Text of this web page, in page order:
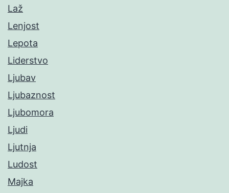
Laž
Lenjost
Lepota
Liderstvo
Ljubav
Ljubaznost
Ljubomora
Ljudi
Ljutnja
Ludost
Majka